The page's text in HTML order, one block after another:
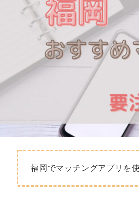
福岡でマッチングアプリを